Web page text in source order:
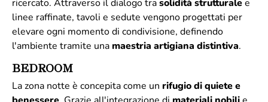
ricercato. Attraverso il dialogo trasolidità strutturalee
linee raffinate, tavoli e sedute vengono progettati per
elevare ogni momento di condivisione, definendo
l'ambiente tramite una maestria artigiana distintiva.
BEDROOM
La zona notte è concepita come un rifugio di quiete e